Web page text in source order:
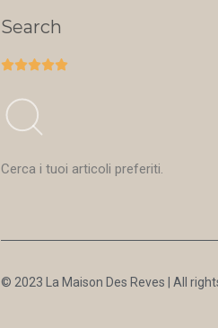
Search

Cerca i tuoi articoli preferiti.
© 2023 La Maison Des Reves | All